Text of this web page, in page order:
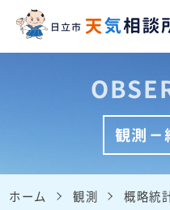
観測－
ホーム 観測 概略統